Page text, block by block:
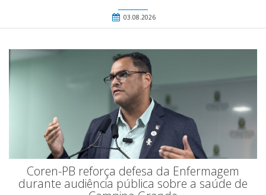
03.08.2026
Coren-PB reforça defesa da Enfermagem
durante audiência pública sobre a saúde de